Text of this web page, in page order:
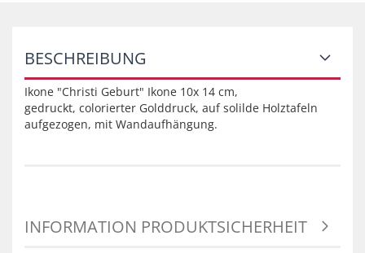
BESCHREIBUNG
Ikone "Christi Geburt" Ikone 10x 14 cm,
gedruckt, colorierter Golddruck, auf solilde Holztafeln
aufgezogen, mit Wandaufhängung.
INFORMATION PRODUKTSICHERHEIT